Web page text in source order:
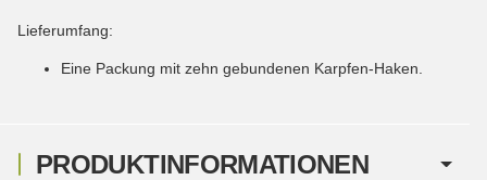
PRODUKTINFORMATIONEN
Lieferumfang:
Eine Packung mit zehn gebundenen Karpfen-Haken.